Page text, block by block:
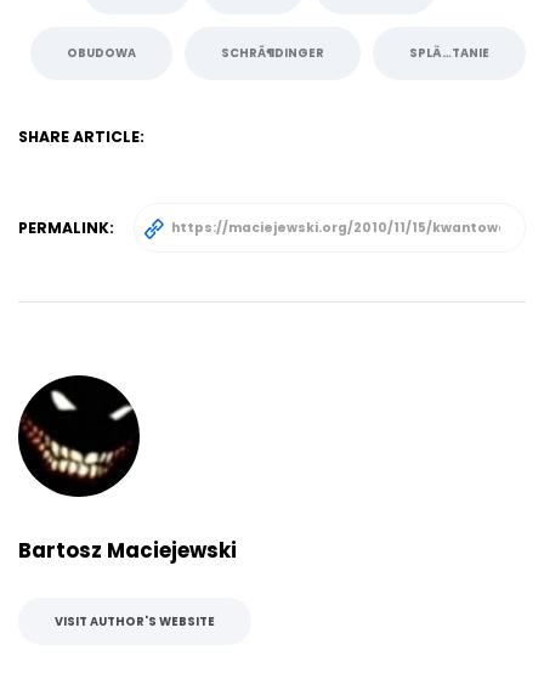
OBUDOWA SCHRÃ¶DINGER SPLÄ…TANIE
SHARE ARTICLE:
PERMALINK:
Bartosz Maciejewski
VISIT AUTHOR'S WEBSITE